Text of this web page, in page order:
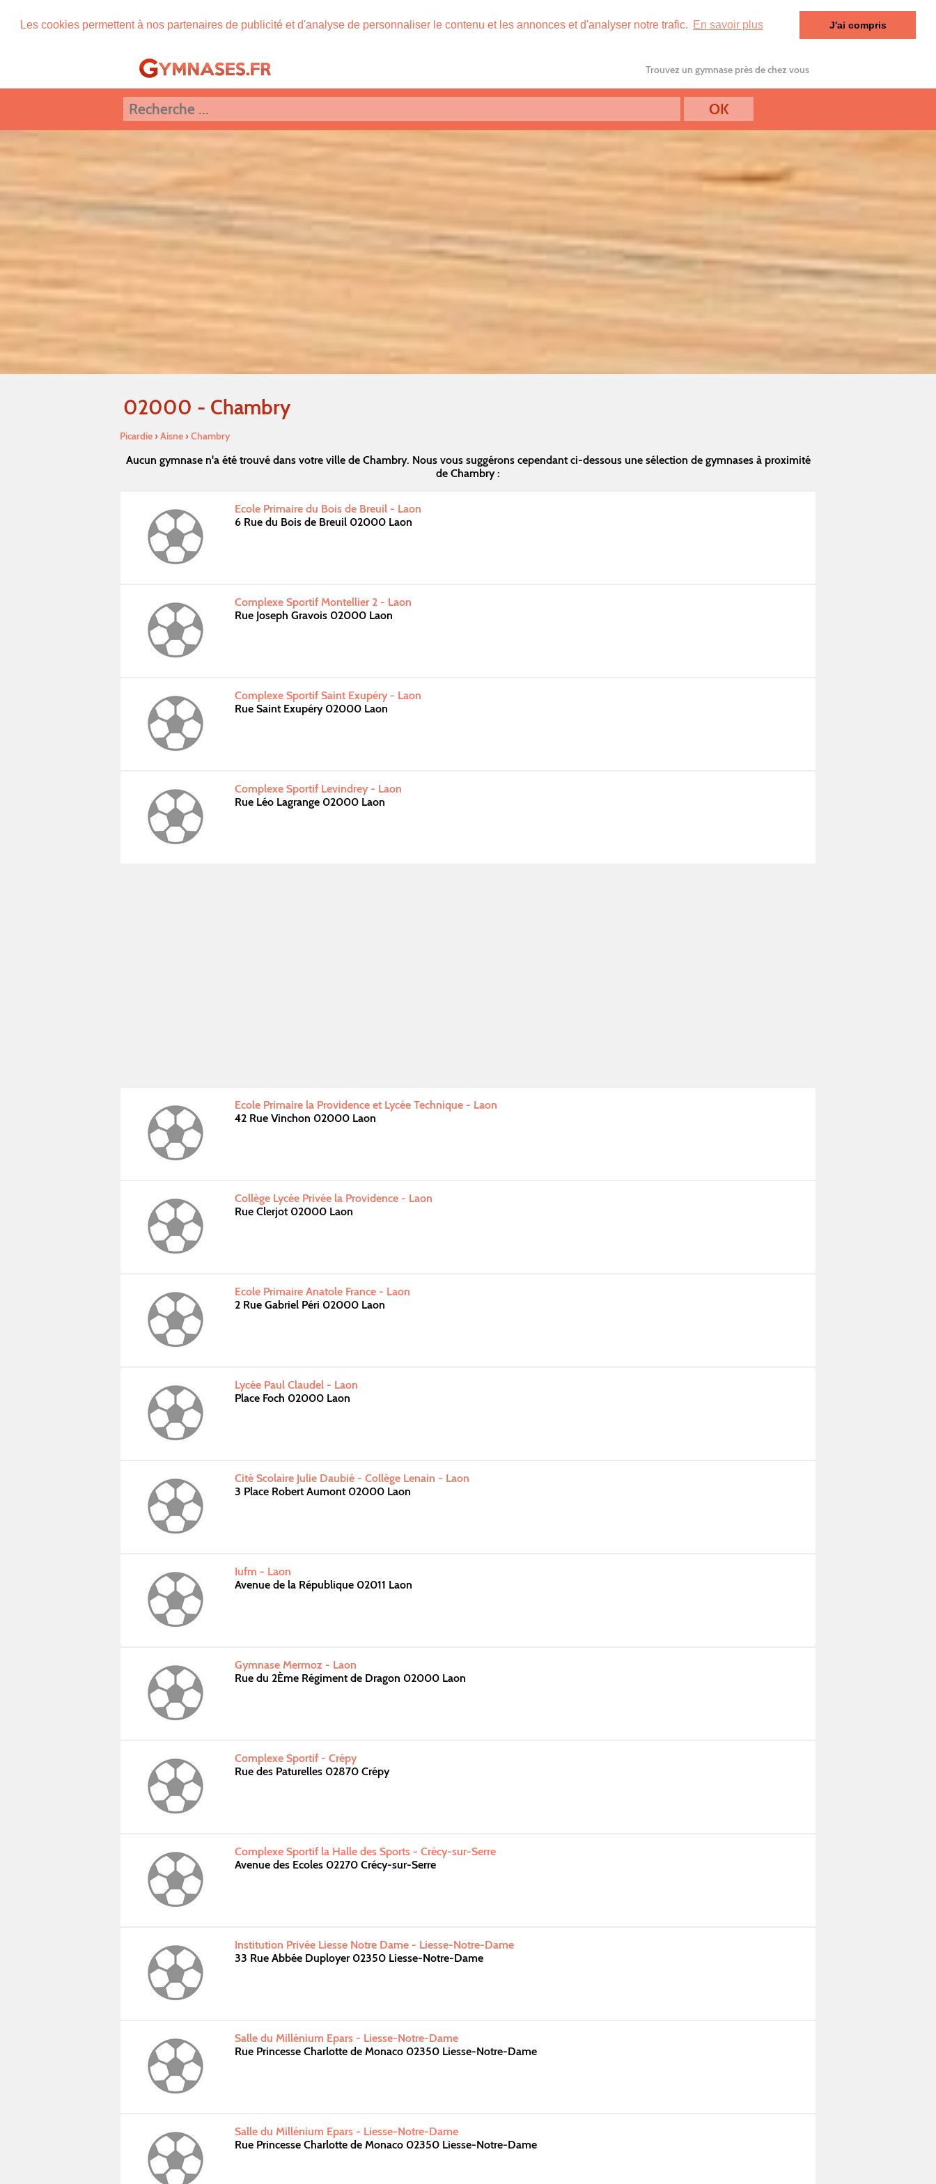
Les cookies permettent à nos partenaires de publicité et d'analyse de personnaliser le contenu et les annonces et d'analyser notre trafic. En savoir plus J'ai compris
Trouvez un gymnase près de chez vous
02000 - Chambry
Picardie›Aisne›Chambry
Aucun gymnase n'a été trouvé dans votre ville de Chambry. Nous vous suggérons cependant ci-dessous une sélection de gymnases à proximité
de Chambry :
Ecole Primaire du Bois de Breuil - Laon
6 Rue du Bois de Breuil 02000 Laon
Complexe Sportif Montellier 2 - Laon
Rue Joseph Gravois 02000 Laon
Complexe Sportif Saint Exupéry - Laon
Rue Saint Exupéry 02000 Laon
Complexe Sportif Levindrey - Laon
Rue Léo Lagrange 02000 Laon
Ecole Primaire la Providence et Lycée Technique - Laon
42 Rue Vinchon 02000 Laon
Collège Lycée Privée la Providence - Laon
Rue Clerjot 02000 Laon
Ecole Primaire Anatole France - Laon
2 Rue Gabriel Péri 02000 Laon
Lycée Paul Claudel - Laon
Place Foch 02000 Laon
Cité Scolaire Julie Daubié - Collège Lenain - Laon
3 Place Robert Aumont 02000 Laon
Iufm - Laon
Avenue de la République 02011 Laon
Gymnase Mermoz - Laon
Rue du 2Ème Régiment de Dragon 02000 Laon
Complexe Sportif - Crépy
Rue des Paturelles 02870 Crépy
Complexe Sportif la Halle des Sports - Crécy-sur-Serre
Avenue des Ecoles 02270 Crécy-sur-Serre
Institution Privée Liesse Notre Dame - Liesse-Notre-Dame
33 Rue Abbée Duployer 02350 Liesse-Notre-Dame
Salle du Millénium Epars - Liesse-Notre-Dame
Rue Princesse Charlotte de Monaco 02350 Liesse-Notre-Dame
Salle du Millénium Epars - Liesse-Notre-Dame
Rue Princesse Charlotte de Monaco 02350 Liesse-Notre-Dame